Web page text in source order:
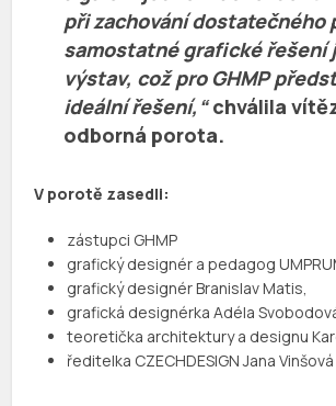
při zachování dostatečného
samostatné grafické řešení
výstav, což pro GHMP
ideální řešení,“chválila
odborná porota.
V porotě zasedli:
zástupci GHMP
grafický designér a pedagog
grafický designér Branislav Matis,
grafická designérka Adéla
teoretička architektury a designu
ředitelka CZECHDESIGN Jana Vinšová